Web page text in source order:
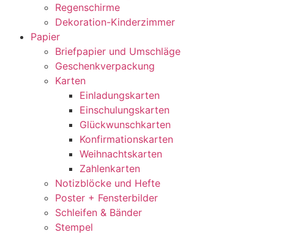
Regenschirme
Dekoration-Kinderzimmer
Papier
Briefpapier und Umschläge
Geschenkverpackung
Karten
Einladungskarten
Einschulungskarten
Glückwunschkarten
Konfirmationskarten
Weihnachtskarten
Zahlenkarten
Notizblöcke und Hefte
Poster + Fensterbilder
Schleifen & Bänder
Stempel